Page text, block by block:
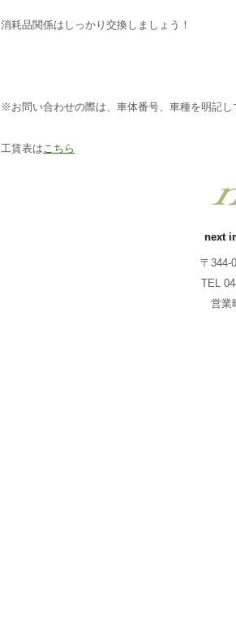
消耗品関係はしっかり交換しましょう！
※お問い合わせの際は、車体番号、車種を明記し
工賃表は こちら
next
〒344-
TEL
営業